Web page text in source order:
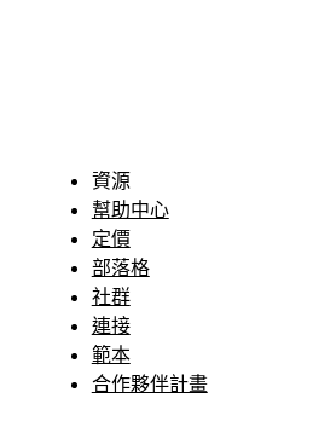
資源
幫助中心
定價
部落格
社群
連接
範本
合作夥伴計畫